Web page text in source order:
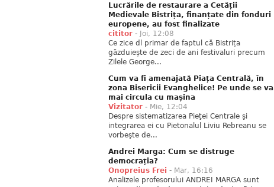
Lucrările de restaurare a Cetății
Medievale Bistrița, finanțate din fonduri
europene, au fost finalizate
cititor - Joi, 12:08
Ce zice dl primar de faptul că Bistrița
găzduiește de zeci de ani festivaluri precum
Zilele George...
Cum va fi amenajată Piața Centrală, în
zona Bisericii Evanghelice! Pe unde se va
mai circula cu mașina
Vizitator - Mie, 12:04
Despre sistematizarea Pieţei Centrale şi
integrarea ei cu Pietonalul Liviu Rebreanu se
vorbeşte de...
Andrei Marga: Cum se distruge
democrația?
Onopreius Frei - Mar, 16:16
Analizele profesorului ANDREI MARGA sunt